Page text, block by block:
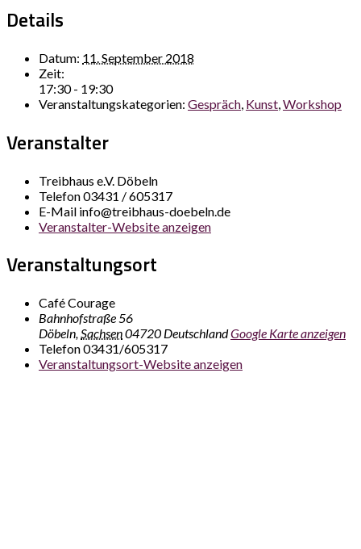
Details
Datum: 11. September 2018
Zeit:
17:30 - 19:30
Veranstaltungskategorien: Gespräch Kunst Workshop
Veranstalter
Treibhaus e.V. Döbeln
Telefon03431 / 605317
E-Mail info@treibhaus-doebeln.de
Veranstalter-Website anzeigen
Veranstaltungsort
Café Courage
Bahnhofstraße 56
Döbeln,Sachsen04720 DeutschlandGoogle Karte anzeigen
Telefon03431/605317
Veranstaltungsort-Website anzeigen